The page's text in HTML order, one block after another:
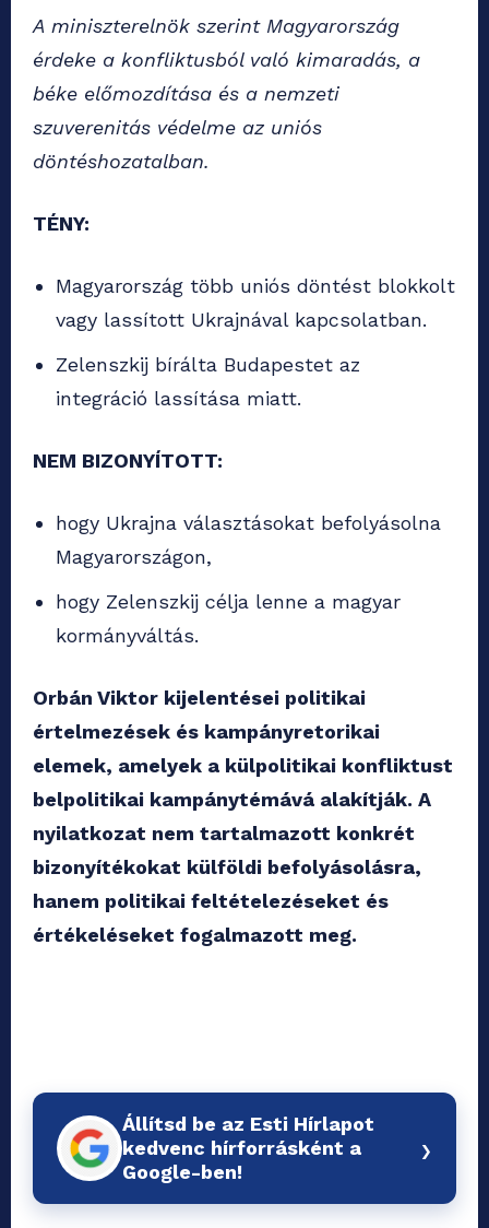
A miniszterelnök szerint Magyarország
érdeke a konfliktusból való kimaradás, a
béke előmozdítása és a nemzeti
szuverenitás védelme az uniós
döntéshozatalban.
TÉNY:
Magyarország több uniós döntést blokkolt
vagy lassított Ukrajnával kapcsolatban.
Zelenszkij bírálta Budapestet az
integráció lassítása miatt.
NEM BIZONYÍTOTT:
hogy Ukrajna választásokat befolyásolna
Magyarországon,
hogy Zelenszkij célja lenne a magyar
kormányváltás.
Orbán Viktor kijelentései politikai
értelmezések és kampányretorikai
elemek, amelyek a külpolitikai konfliktust
belpolitikai kampánytémává alakítják. A
nyilatkozat nem tartalmazott konkrét
bizonyítékokat külföldi befolyásolásra,
hanem politikai feltételezéseket és
értékeléseket fogalmazott meg.
Állítsd be az Esti Hírlapot
kedvenc hírforrásként a
Google-ben!
›